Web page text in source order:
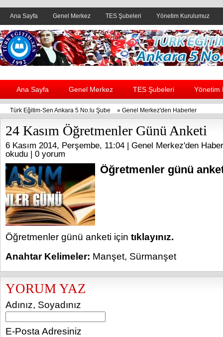
Ana Sayfa Genel Merkez TES Şubeleri Yönetim Kurulumuz
Header yanı reklam alanı
Ana Sayfa Genel Merkez TES Şubeleri Yönetim
Türk Eğitim-Sen Ankara 5 No.lu Şube » Genel Merkez'den Haberler
24 Kasım Öğretmenler Günü Anketi
6 Kasım 2014, Perşembe, 11:04 | Genel Merkez'den
okudu | 0 yorum
Öğretmenler günü
Öğretmenler günü anketi için tıklayınız.
Anahtar Kelimeler: Manşet, Sürmanşet
YORUM YAZ
Adınız, Soyadınız
E-Posta Adresiniz